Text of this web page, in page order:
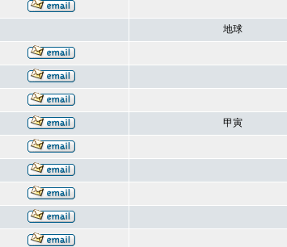
地球
甲寅